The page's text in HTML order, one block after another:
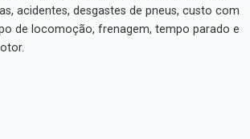
acidentes, desgastes de pneus, custo com
de locomoção, frenagem, tempo parado e